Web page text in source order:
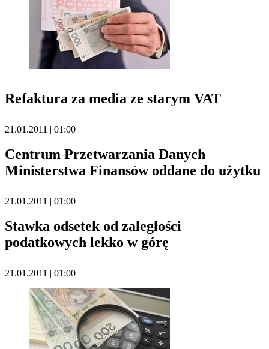
Refaktura za media ze starym VAT
21.01.2011 | 01:00
Centrum Przetwarzania Danych
Ministerstwa Finansów oddane do użytku
21.01.2011 | 01:00
Stawka odsetek od zaległości
podatkowych lekko w górę
21.01.2011 | 01:00